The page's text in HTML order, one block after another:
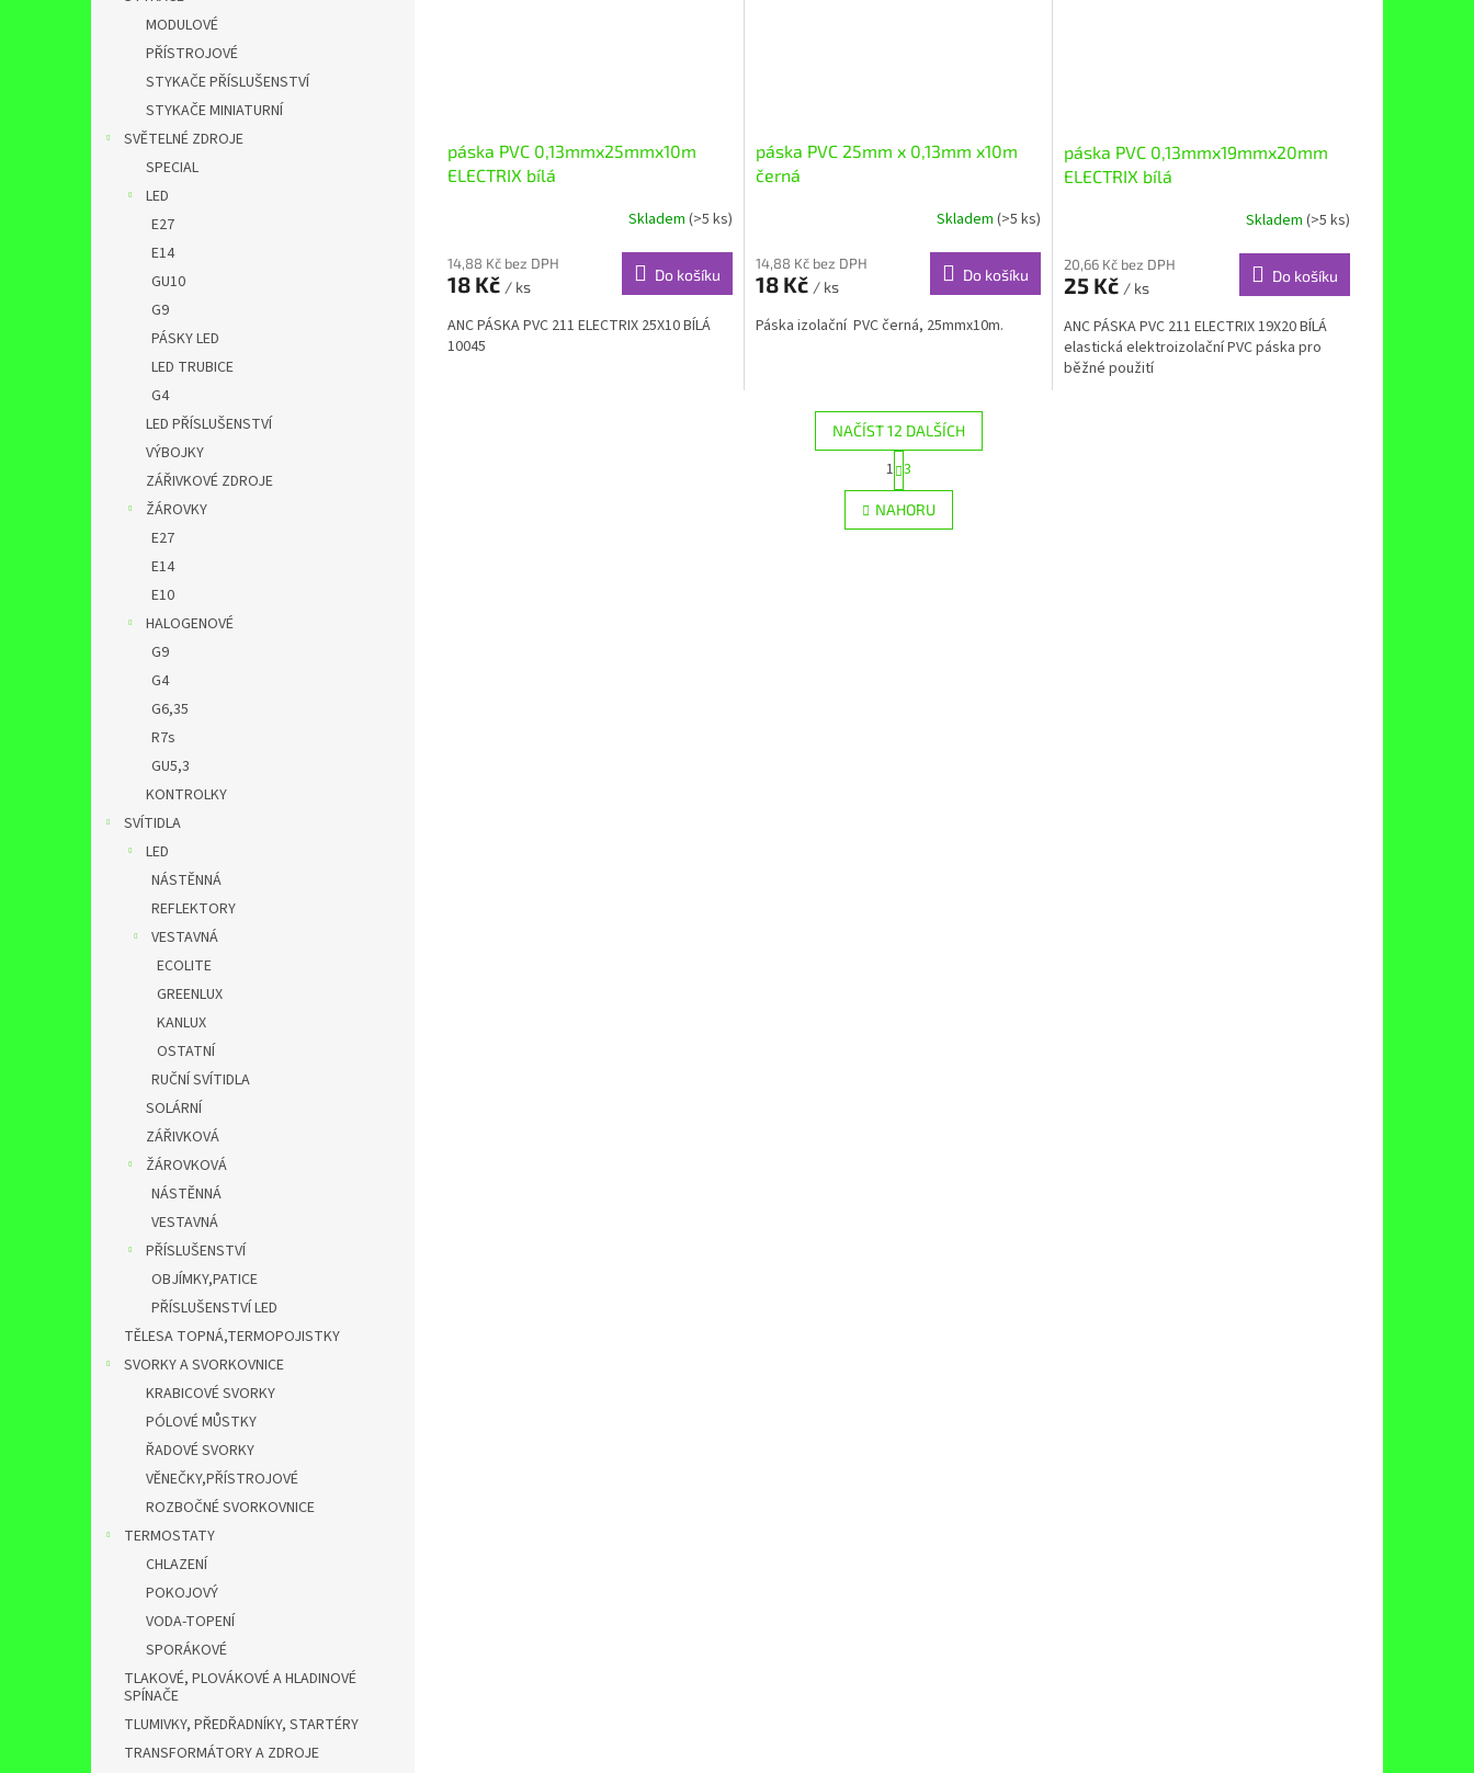
MODULOVÉ
PŘÍSTROJOVÉ
STYKAČE PŘÍSLUŠENSTVÍ
STYKAČE MINIATURNÍ
SVĚTELNÉ ZDROJE
SPECIAL
LED
E27
E14
GU10
G9
PÁSKY LED
LED TRUBICE
G4
LED PŘÍSLUŠENSTVÍ
VÝBOJKY
ZÁŘIVKOVÉ ZDROJE
ŽÁROVKY
E27
E14
E10
HALOGENOVÉ
G9
G4
G6,35
R7s
GU5,3
KONTROLKY
SVÍTIDLA
LED
NÁSTĚNNÁ
REFLEKTORY
VESTAVNÁ
ECOLITE
GREENLUX
KANLUX
OSTATNÍ
RUČNÍ SVÍTIDLA
SOLÁRNÍ
ZÁŘIVKOVÁ
ŽÁROVKOVÁ
NÁSTĚNNÁ
VESTAVNÁ
PŘÍSLUŠENSTVÍ
OBJÍMKY,PATICE
PŘÍSLUŠENSTVÍ LED
TĚLESA TOPNÁ,TERMOPOJISTKY
SVORKY A SVORKOVNICE
KRABICOVÉ SVORKY
PÓLOVÉ MŮSTKY
ŘADOVÉ SVORKY
VĚNEČKY,PŘÍSTROJOVÉ
ROZBOČNÉ SVORKOVNICE
TERMOSTATY
CHLAZENÍ
POKOJOVÝ
VODA-TOPENÍ
SPORÁKOVÉ
TLAKOVÉ, PLOVÁKOVÉ A HLADINOVÉ
SPÍNAČE
TLUMIVKY, PŘEDŘADNÍKY, STARTÉRY
TRANSFORMÁTORY A ZDROJE
páska PVC 0,13mmx25mmx10m
ELECTRIX bílá
Skladem (>5 ks)
14,88 Kč bez DPH
18 Kč / ks
Do košíku
ANC PÁSKA PVC 211 ELECTRIX 25X10 BÍLÁ
10045
páska PVC 25mm x 0,13mm x10m
černá
Skladem (>5 ks)
14,88 Kč bez DPH
18 Kč / ks
Do košíku
Páska izolační PVC černá, 25mmx10m.
páska PVC 0,13mmx19mmx20mm
ELECTRIX bílá
Skladem (>5 ks)
20,66 Kč bez DPH
25 Kč / ks
Do košíku
ANC PÁSKA PVC 211 ELECTRIX 19X20 BÍLÁ
elastická elektroizolační PVC páska pro
běžné použití
O
v
l
NAČÍST 12 DALŠÍCH
S
t
r
á
n
1 3
NAHORU